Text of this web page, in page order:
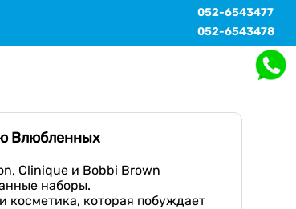
052-6543477
052-6543478
Влюбленных
Clinique и Bobbi Brown
наборы.
косметика, которая побуждает